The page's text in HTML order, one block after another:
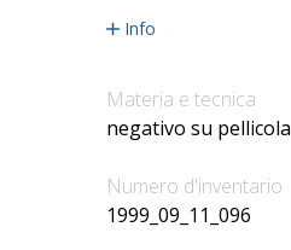
Info
Materia e tecnica
negativo su pellicola
Numero d'inventario
1999_09_11_096